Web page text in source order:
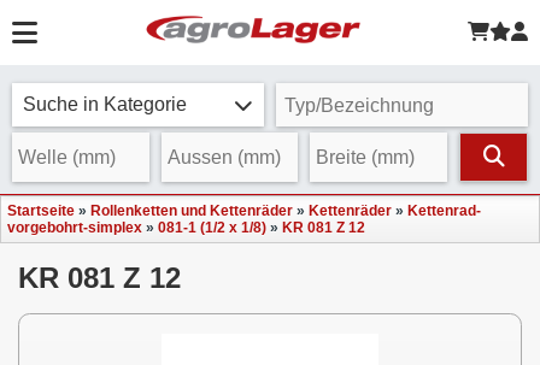
Suche in Kategorie
Startseite » Rollenketten und Kettenräder » Kettenräder » Kettenrad-
vorgebohrt-simplex » 081-1 (1/2 x 1/8) » KR 081 Z 12
KR 081 Z 12